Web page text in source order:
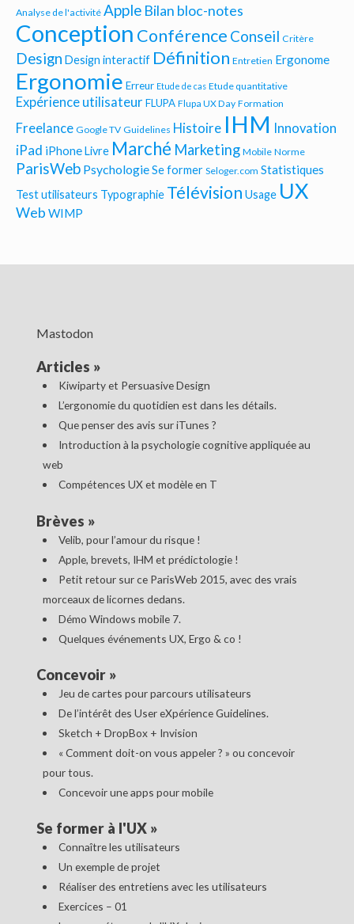
Analyse de l'activité Apple Bilan bloc-notes
Conception Conférence Conseil Critère
Design Design interactif Définition Entretien Ergonome
Ergonomie Erreur Etude de cas Etude quantitative
Expérience utilisateur FLUPA Flupa UX Day Formation
Freelance Google TV Guidelines Histoire IHM Innovation
iPad iPhoneLivre Marché Marketing Mobile Norme
ParisWeb PsychologieSe former Seloger.com Statistiques
Test utilisateurs Typographie Télévision Usage UX
Web WIMP
Mastodon
Articles »
Kiwiparty et Persuasive Design
L’ergonomie du quotidien est dans les détails.
Que penser des avis sur iTunes ?
Introduction à la psychologie cognitive appliquée au
web
Compétences UX et modèle en T
Brèves »
Velib, pour l’amour du risque !
Apple, brevets, IHM et prédictologie !
Petit retour sur ce ParisWeb 2015, avec des vrais
morceaux de licornes dedans.
Démo Windows mobile 7.
Quelques événements UX, Ergo & co !
Concevoir»
Jeu de cartes pour parcours utilisateurs
De l’intérêt des User eXpérience Guidelines.
Sketch + DropBox + Invision
« Comment doit-on vous appeler ? » ou concevoir
pour tous.
Concevoir une apps pour mobile
Se former à l'UX»
Connaître les utilisateurs
Un exemple de projet
Réaliser des entretiens avec les utilisateurs
Exercices – 01